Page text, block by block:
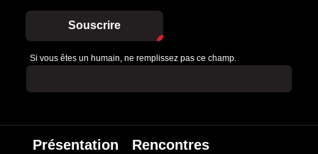
Souscrire
Si vous êtes un humain, ne remplissez pas ce champ.
Présentation Rencontres